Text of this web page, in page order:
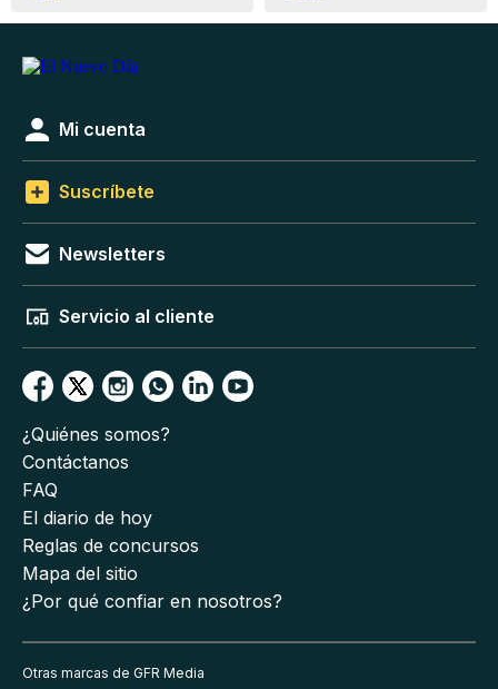
Mi cuenta
Suscríbete
Newsletters
Servicio al cliente
¿Quiénes somos?
Contáctanos
FAQ
El diario de hoy
Reglas de concursos
Mapa del sitio
¿Por qué confiar en nosotros?
Otras marcas de GFR Media